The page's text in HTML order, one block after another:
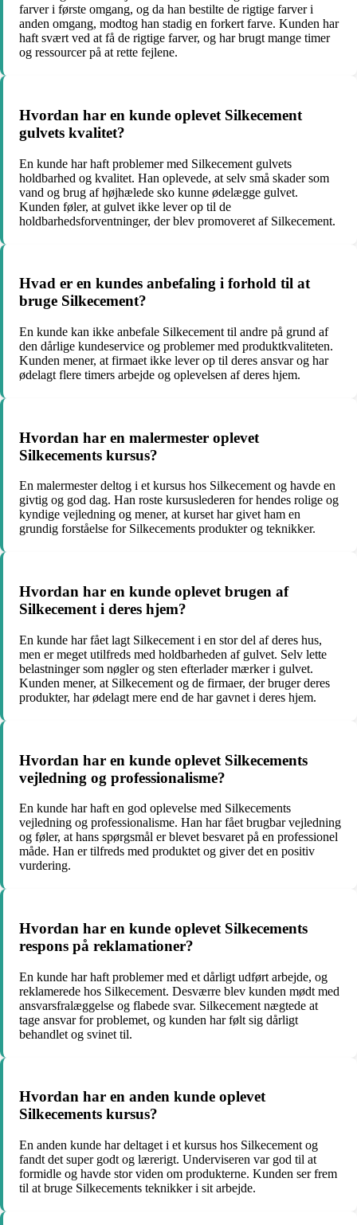
farver i første omgang, og da han bestilte de rigtige farver i
anden omgang, modtog han stadig en forkert farve. Kunden har
haft svært ved at få de rigtige farver, og har brugt mange timer
og ressourcer på at rette fejlene.
Hvordan har en kunde oplevet Silkecement
gulvets kvalitet?
En kunde har haft problemer med Silkecement gulvets
holdbarhed og kvalitet. Han oplevede, at selv små skader som
vand og brug af højhælede sko kunne ødelægge gulvet.
Kunden føler, at gulvet ikke lever op til de
holdbarhedsforventninger, der blev promoveret af Silkecement.
Hvad er en kundes anbefaling i forhold til at
bruge Silkecement?
En kunde kan ikke anbefale Silkecement til andre på grund af
den dårlige kundeservice og problemer med produktkvaliteten.
Kunden mener, at firmaet ikke lever op til deres ansvar og har
ødelagt flere timers arbejde og oplevelsen af deres hjem.
Hvordan har en malermester oplevet
Silkecements kursus?
En malermester deltog i et kursus hos Silkecement og havde en
givtig og god dag. Han roste kursuslederen for hendes rolige og
kyndige vejledning og mener, at kurset har givet ham en
grundig forståelse for Silkecements produkter og teknikker.
Hvordan har en kunde oplevet brugen af
Silkecement i deres hjem?
En kunde har fået lagt Silkecement i en stor del af deres hus,
men er meget utilfreds med holdbarheden af gulvet. Selv lette
belastninger som nøgler og sten efterlader mærker i gulvet.
Kunden mener, at Silkecement og de firmaer, der bruger deres
produkter, har ødelagt mere end de har gavnet i deres hjem.
Hvordan har en kunde oplevet Silkecements
vejledning og professionalisme?
En kunde har haft en god oplevelse med Silkecements
vejledning og professionalisme. Han har fået brugbar vejledning
og føler, at hans spørgsmål er blevet besvaret på en professionel
måde. Han er tilfreds med produktet og giver det en positiv
vurdering.
Hvordan har en kunde oplevet Silkecements
respons på reklamationer?
En kunde har haft problemer med et dårligt udført arbejde, og
reklamerede hos Silkecement. Desværre blev kunden mødt med
ansvarsfralæggelse og flabede svar. Silkecement nægtede at
tage ansvar for problemet, og kunden har følt sig dårligt
behandlet og svinet til.
Hvordan har en anden kunde oplevet
Silkecements kursus?
En anden kunde har deltaget i et kursus hos Silkecement og
fandt det super godt og lærerigt. Underviseren var god til at
formidle og havde stor viden om produkterne. Kunden ser frem
til at bruge Silkecements teknikker i sit arbejde.